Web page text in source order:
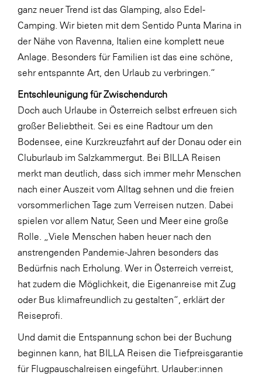
LAT Nitrogen
Libro
Lidl Österreich
Die Menü-Manufaktur
MTH Retail Group
OMV
OptimaMed
PAGRO
PHH Rechtsanwält:innen
Primark
Salesforce
sebamed
SeneCura
SERVICE&MORE
SKINUANCE®
Sony DADC
SPIEGLTEC
ganz neuer Trend ist das Glamping, also Edel-
Camping. Wir bieten mit dem Sentido Punta Marina in
der Nähe von Ravenna, Italien eine komplett neue
Anlage. Besonders für Familien ist das eine schöne,
sehr entspannte Art, den Urlaub zu verbringen.“
Entschleunigung für Zwischendurch
Doch auch Urlaube in Österreich selbst erfreuen sich
großer Beliebtheit. Sei es eine Radtour um den
Bodensee, eine Kurzkreuzfahrt auf der Donau oder ein
Cluburlaub im Salzkammergut. Bei BILLA Reisen
merkt man deutlich, dass sich immer mehr Menschen
nach einer Auszeit vom Alltag sehnen und die freien
vorsommerlichen Tage zum Verreisen nutzen. Dabei
spielen vor allem Natur, Seen und Meer eine große
Rolle. „Viele Menschen haben heuer nach den
anstrengenden Pandemie-Jahren besonders das
Bedürfnis nach Erholung. Wer in Österreich verreist,
hat zudem die Möglichkeit, die Eigenanreise mit Zug
oder Bus klimafreundlich zu gestalten“, erklärt der
Reiseprofi.
Und damit die Entspannung schon bei der Buchung
beginnen kann, hat BILLA Reisen die Tiefpreisgarantie
für Flugpauschalreisen eingeführt. Urlauber:innen